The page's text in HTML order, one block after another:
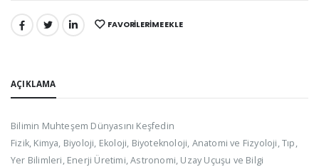
PAYLAŞ: FAVORILERIME EKLE
AÇIKLAMA
Bilimin Muhteşem Dünyasını Keşfedin
Fizik, Kimya, Biyoloji, Ekoloji, Biyoteknoloji, Anatomi ve Fizyoloji, Tıp,
Yer Bilimleri, Enerji Üretimi, Astronomi, Uzay Uçuşu ve Bilgi